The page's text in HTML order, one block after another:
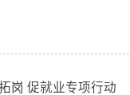
岗 促就业专项行动